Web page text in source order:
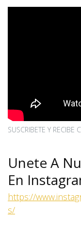
SUSCRIBETE Y
Unete A
En
https://
s/